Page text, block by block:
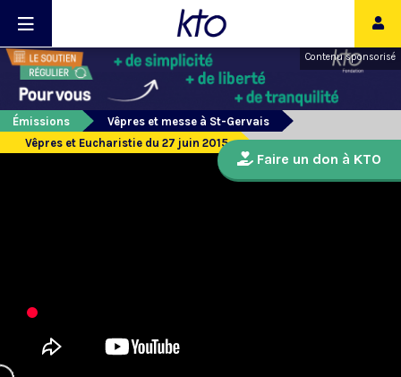
Contenu sponsorisé
Émissions
Vêpres et messe à St-Gervais
Vêpres et Eucharistie du 27 juin 2015
Faire un don à KTO